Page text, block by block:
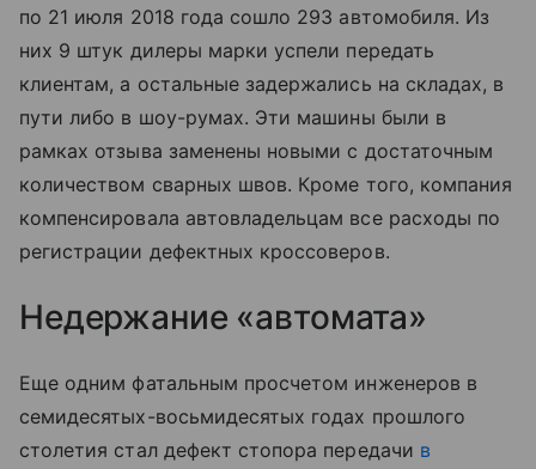
по 21 июля 2018 года сошло 293 автомобиля. Из
них 9 штук дилеры марки успели передать
клиентам, а остальные задержались на складах, в
пути либо в шоу-румах. Эти машины были в
рамках отзыва заменены новыми с достаточным
количеством сварных швов. Кроме того, компания
компенсировала автовладельцам все расходы по
регистрации дефектных кроссоверов.
Недержание «автомата»
Еще одним фатальным просчетом инженеров в
семидесятых-восьмидесятых годах прошлого
столетия стал дефект стопора передачи в